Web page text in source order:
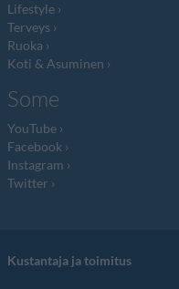
Lifestyle
Terveys
Ruoka
Koti & Asuminen
Some
YouTube
Facebook
Instagram
Twitter
Kustantaja ja toimitus